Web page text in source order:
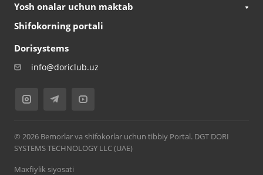
Yosh onalar uchun maktab
Shifokorning portali
Dorisystems
info@doriclub.uz
© 2026 Bemorlar va shifokorlar uchun tibbiy Portal. DGT DORI
SYSTEMS TECHNOLOGY LLC (UAE)
Maxfiylik siyosati